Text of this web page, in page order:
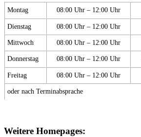
Montag 08:00 Uhr – 12:00 Uhr
Dienstag 08:00 Uhr – 12:00 Uhr
Mittwoch 08:00 Uhr – 12:00 Uhr
Donnerstag 08:00 Uhr – 12:00 Uhr
Freitag 08:00 Uhr – 12:00 Uhr
oder nach Terminabsprache
Weitere Homepages: